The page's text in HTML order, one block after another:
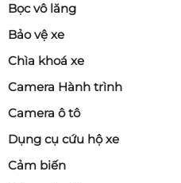
Bọc vô lăng
Bảo vệ xe
Chìa khoá xe
Camera Hành trình
Camera ô tô
Dụng cụ cứu hộ xe
Cảm biến